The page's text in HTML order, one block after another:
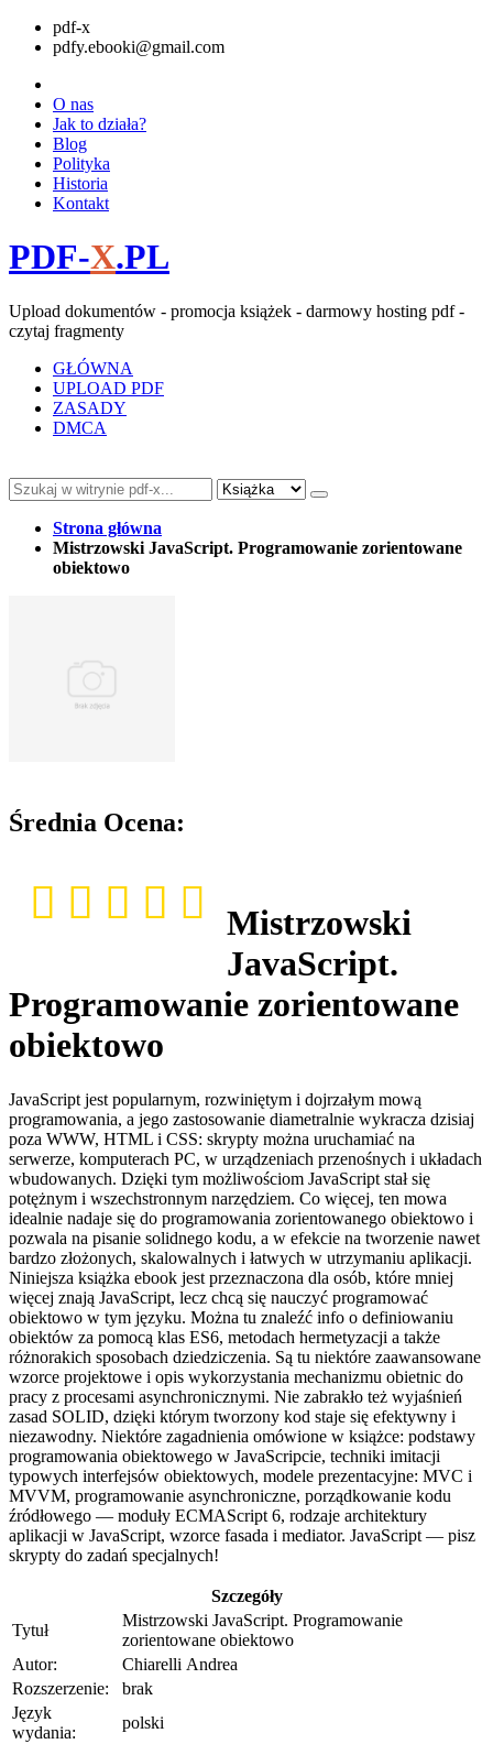
pdf-x
pdfy.ebooki@gmail.com
O nas
Jak to działa?
Blog
Polityka
Historia
Kontakt
PDF-X.PL
Upload dokumentów - promocja książek - darmowy hosting pdf -
czytaj fragmenty
GŁÓWNA
UPLOAD PDF
ZASADY
DMCA
Strona główna
Mistrzowski JavaScript. Programowanie zorientowane
obiektowo
Średnia Ocena:
Mistrzowski
JavaScript.
Programowanie zorientowane
obiektowo
JavaScript jest popularnym, rozwiniętym i dojrzałym mową
programowania, a jego zastosowanie diametralnie wykracza dzisiaj
poza WWW, HTML i CSS: skrypty można uruchamiać na
serwerze, komputerach PC, w urządzeniach przenośnych i układach
wbudowanych. Dzięki tym możliwościom JavaScript stał się
potężnym i wszechstronnym narzędziem. Co więcej, ten mowa
idealnie nadaje się do programowania zorientowanego obiektowo i
pozwala na pisanie solidnego kodu, a w efekcie na tworzenie nawet
bardzo złożonych, skalowalnych i łatwych w utrzymaniu aplikacji.
Niniejsza książka ebook jest przeznaczona dla osób, które mniej
więcej znają JavaScript, lecz chcą się nauczyć programować
obiektowo w tym języku. Można tu znaleźć info o definiowaniu
obiektów za pomocą klas ES6, metodach hermetyzacji a także
różnorakich sposobach dziedziczenia. Są tu niektóre zaawansowane
wzorce projektowe i opis wykorzystania mechanizmu obietnic do
pracy z procesami asynchronicznymi. Nie zabrakło też wyjaśnień
zasad SOLID, dzięki którym tworzony kod staje się efektywny i
niezawodny. Niektóre zagadnienia omówione w książce: podstawy
programowania obiektowego w JavaScripcie, techniki imitacji
typowych interfejsów obiektowych, modele prezentacyjne: MVC i
MVVM, programowanie asynchroniczne, porządkowanie kodu
źródłowego — moduły ECMAScript 6, rodzaje architektury
aplikacji w JavaScript, wzorce fasada i mediator. JavaScript — pisz
skrypty do zadań specjalnych!
Szczegóły
Tytuł
Mistrzowski JavaScript. Programowanie
zorientowane obiektowo
Autor:
Chiarelli Andrea
Rozszerzenie:
brak
Język
wydania:
polski